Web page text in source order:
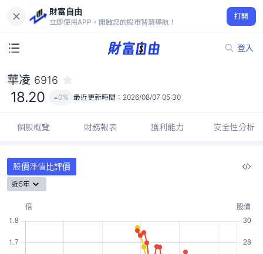
財富自由
立即使用APP，開啟您的股市智慧導航！
打開
登入
18.20
0%
華凌 6916
18.20 0% 最近更新時間： 2026/08/07 05:30
個股概覽 財務報表 獲利能力 安全性分析
股價淨值比評價
近5年